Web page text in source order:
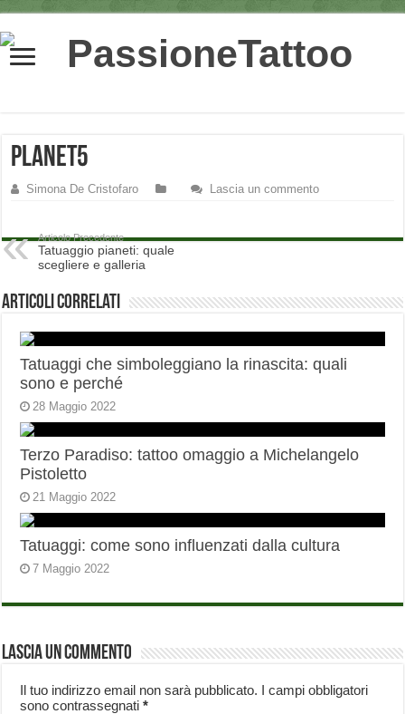
planet5
Simona De Cristofaro Lascia un commento
Articolo Precedente
Tatuaggio pianeti: quale
scegliere e galleria
Articoli correlati
Tatuaggi che simboleggiano la rinascita: quali
sono e perché
28 Maggio 2022
Terzo Paradiso: tattoo omaggio a Michelangelo
Pistoletto
21 Maggio 2022
Tatuaggi: come sono influenzati dalla cultura
7 Maggio 2022
Lascia un commento
Il tuo indirizzo email non sarà pubblicato. I campi obbligatori
sono contrassegnati*